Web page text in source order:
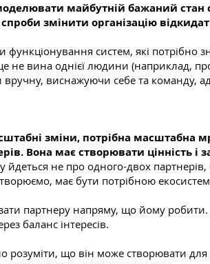
майбутній бажаний стан
змінити організацію
функціонування систем, які
не вина однієї людини (наприклад,
вручну, виснажуючи себе та команду,
зміни, потрібна масштабна
Вона має створювати цінність і
не про одного-двох партнерів,
має бути потрібною
партнеру напряму, що йому робити.
баланс інтересів.
що він може створювати для